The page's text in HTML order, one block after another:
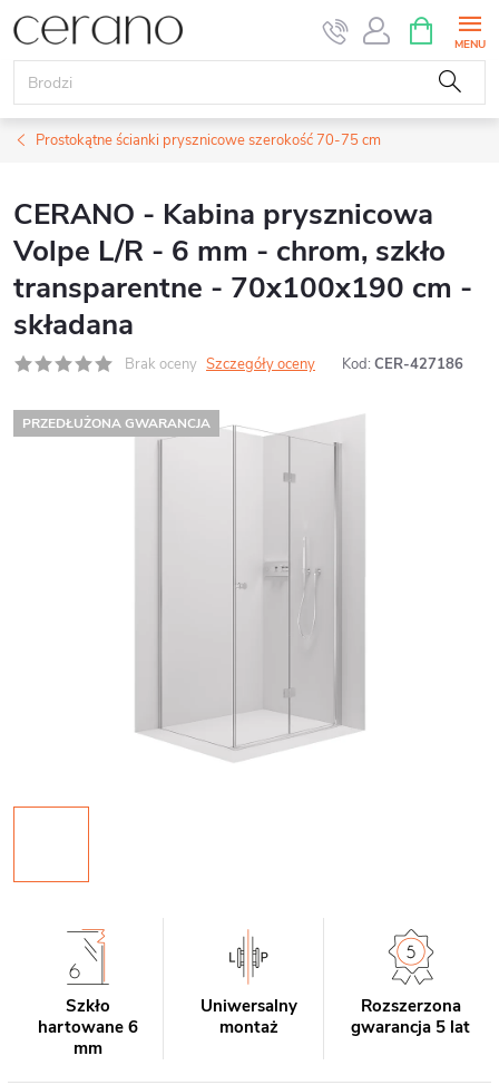
Przejść
do
treści
KOSZYK
Prostokątne ścianki prysznicowe szerokość 70-75 cm
CERANO - Kabina prysznicowa
Volpe L/R - 6 mm - chrom, szkło
transparentne - 70x100x190 cm -
składana
Brak oceny Szczegóły oceny Kod: CER-427186
PRZEDŁUŻONA GWARANCJA
Szkło
hartowane 6
mm
Uniwersalny
montaż
Rozszerzona
gwarancja 5 lat